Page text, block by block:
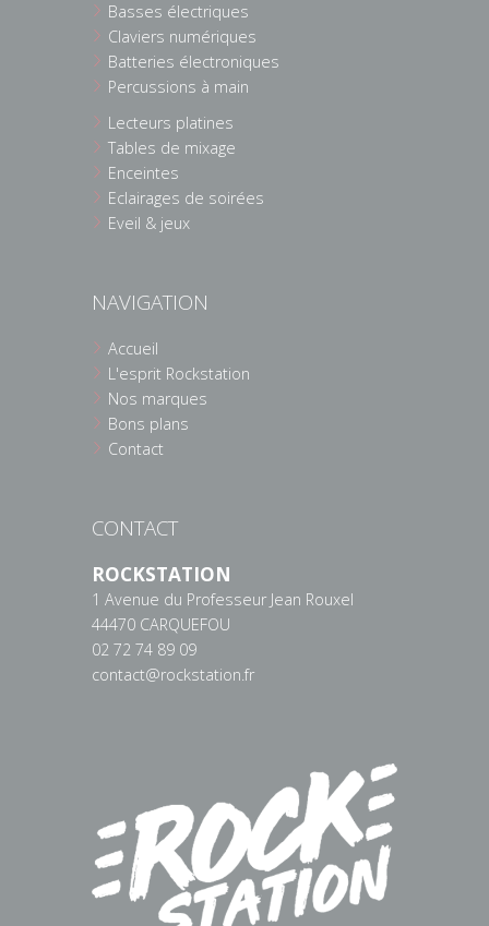
Basses électriques
Claviers numériques
Batteries électroniques
Percussions à main
Lecteurs platines
Tables de mixage
Enceintes
Eclairages de soirées
Eveil & jeux
NAVIGATION
Accueil
L'esprit Rockstation
Nos marques
Bons plans
Contact
CONTACT
ROCKSTATION
1 Avenue du Professeur Jean Rouxel
44470 CARQUEFOU
02 72 74 89 09
contact@rockstation.fr